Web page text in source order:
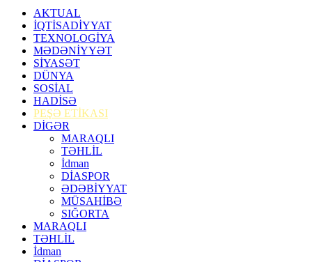
AKTUAL
İQTİSADİYYAT
TEXNOLOGİYA
MƏDƏNİYYƏT
SİYASƏT
DÜNYA
SOSİAL
HADİSƏ
PEŞƏ ETİKASI
DİGƏR
MARAQLI
TƏHLİL
İdman
DİASPOR
ƏDƏBİYYAT
MÜSAHİBƏ
SIĞORTA
MARAQLI
TƏHLİL
İdman